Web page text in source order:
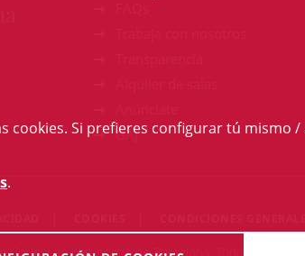
GAJ
Col·legi de l'Advocacia de Barcelona. Todos los
Si prefieres configurar tú mismo
.